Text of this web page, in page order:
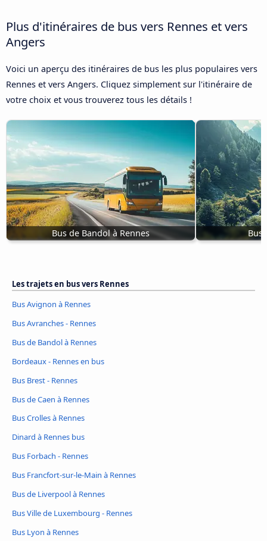
Plus d'itinéraires de bus vers Rennes et vers
Angers
Voici un aperçu des itinéraires de bus les plus populaires vers
Rennes et vers Angers. Cliquez simplement sur l'itinéraire de
votre choix et vous trouverez tous les détails !
Bus de Bandol à Rennes Bus
Les trajets en bus vers Rennes
Bus Avignon à Rennes
Bus Avranches - Rennes
Bus de Bandol à Rennes
Bordeaux - Rennes en bus
Bus Brest - Rennes
Bus de Caen à Rennes
Bus Crolles à Rennes
Dinard à Rennes bus
Bus Forbach - Rennes
Bus Francfort-sur-le-Main à Rennes
Bus de Liverpool à Rennes
Bus Ville de Luxembourg - Rennes
Bus Lyon à Rennes